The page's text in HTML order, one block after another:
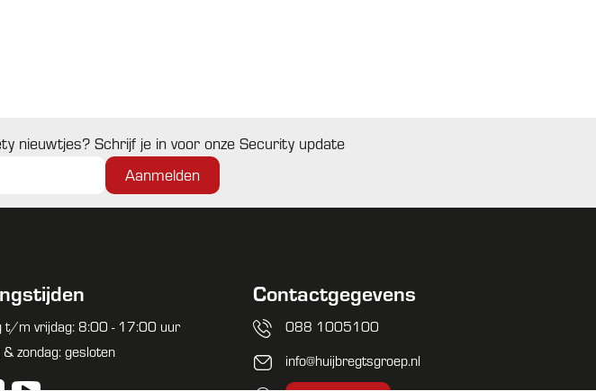
nieuwtjes? Schrijf je in voor onze Security update
t/m vrijdag: 8:00 - 17:00 uur
zondag: gesloten
Contactgegevens
088 1005100
info@huijbregtsgroep.nl